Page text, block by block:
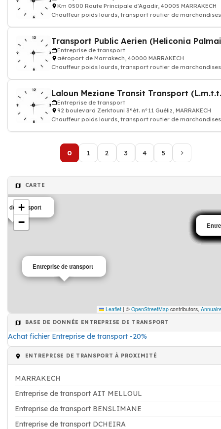
Km 0500 Route Principale d'Agadir, 40005 MARRAKECH
Chauffeur poids lourds, transport routier de
Transport Public Aerien (Heliconia
Entreprise de transport
aéroport de Marrakech, 40000 MARRAKECH
Chauffeur poids lourds, transport routier de
Laloun Meziane Transit Transport
Entreprise de transport
92 boulevard Zerktouni 3°ét. n°11 Guéliz, MARRAKECH
Chauffeur poids lourds, transport routier de
0 1 2 3 4 5
CARTE
de transport
Entreprise de transport
+
−
Leaflet | © OpenStreetMap contributors,
BASE DE DONNÉE ENTREPRISE DE TRANSPORT
Achat fichier Entreprise de transport -20%
ENTREPRISE DE TRANSPORT À PROXIMITÉ
MARRAKECH
Entreprise de transport AIT MELLOUL
Entreprise de transport BENSLIMANE
Entreprise de transport DCHEIRA